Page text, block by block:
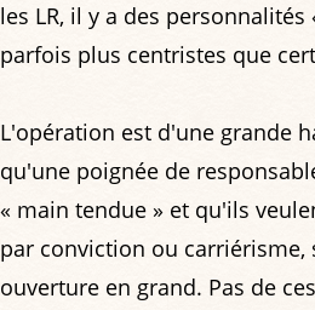
les LR, il y a des
parfois plus centristes que
L'opération est d'une grande
qu'une poignée de
« main tendue » et qu'ils
par conviction ou carriérisme,
ouverture en grand. Pas de